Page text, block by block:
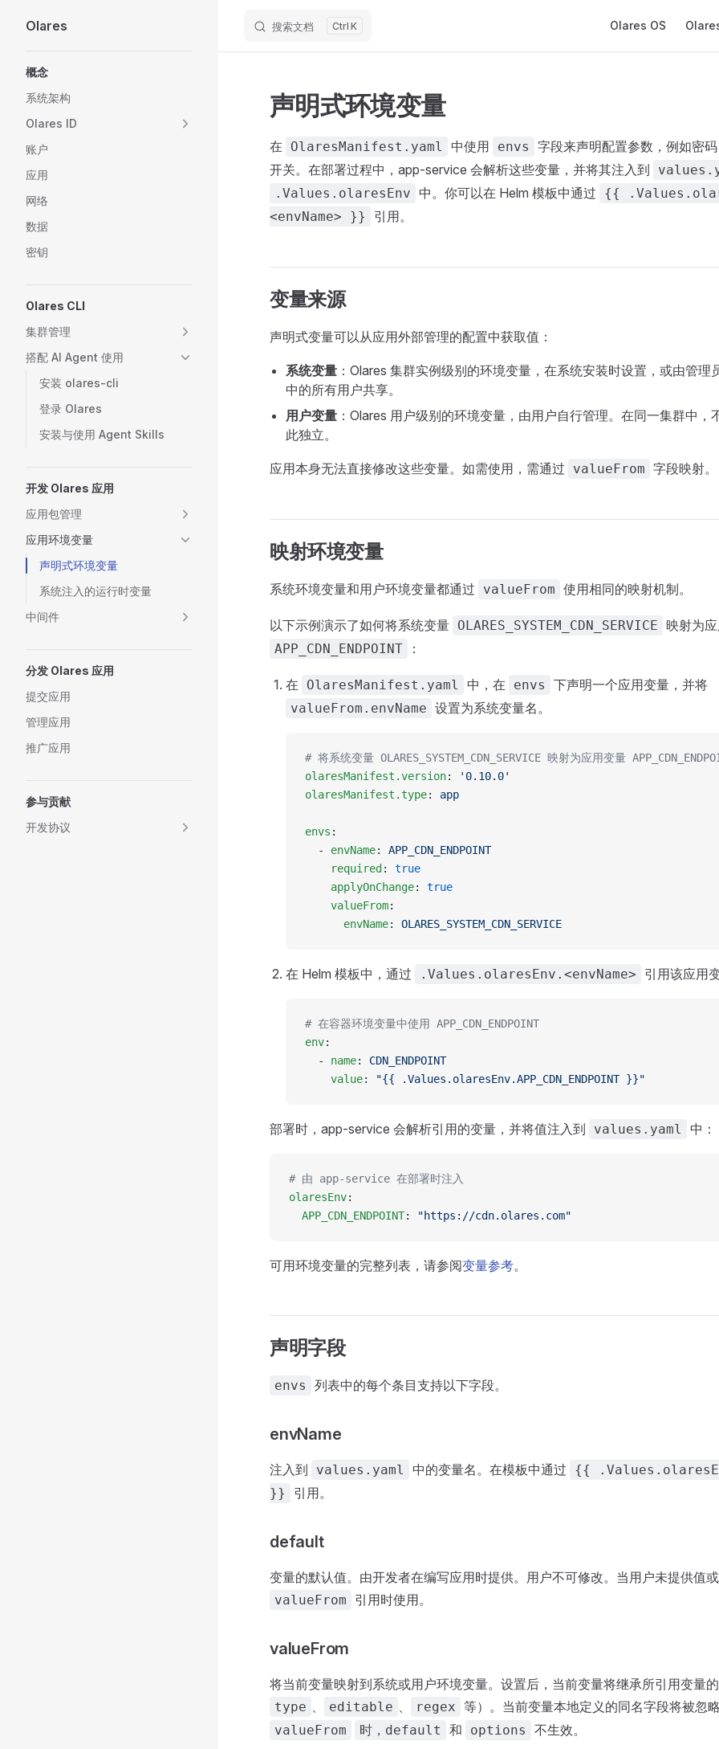
Skip to content
Olares 搜索文档 K Olares OS
概念
系统架构
Olares ID
账户
应用
网络
数据
密钥
Olares CLI
集群管理
搭配 AI Agent 使用
安装 olares-cli
登录 Olares
安装与使用 Agent Skills
开发 Olares 应用
应用包管理
应用环境变量
声明式环境变量
系统注入的运行时变量
中间件
分发 Olares 应用
提交应用
管理应用
推广应用
参与贡献
开发协议
声明式环境变量
在 OlaresManifest.yaml 中使用 envs
字段来声明配置参数，例如密
开关。在部署过程中，app-service 会解析这些变量，并将其注入到
.Values.olaresEnv
中。你可以在 Helm 模板中通过
{{
<envName> }}
引用。
变量来源
声明式变量可以从应用外部管理的配置中获取值：
系统变量 ：Olares 集群实例级别的环境变量，在系统安装时设置，或由管理
中的所有用户共享。
用户变量 ：Olares 用户级别的环境变量，由用户自行管理。在同一集群中，
此独立。
应用本身无法直接修改这些变量。如需使用，需通过 valueFrom 字段映射。
映射环境变量
系统环境变量和用户环境变量都通过 valueFrom 使用相同的映射机制。
以下示例演示了如何将系统变量 OLARES_SYSTEM_CDN_SERVICE 映射为
APP_CDN_ENDPOINT ：
在 OlaresManifest.yaml 中，在 envs 下声明一个应用变量，并将
valueFrom.envName 设置为系统变量名。
# 将系统变量 OLARES_SYSTEM_CDN_SERVICE 映射为应用变量
olaresManifest.version:
'0.10.0'
olaresManifest.type: app
envs :
  -
envName: APP_CDN_ENDPOINT
    required
: true
    applyOnChange
: true
    valueFrom
:
      envName
: OLARES_SYSTEM_CDN_SERVICE
在 Helm 模板中，通过 .Values.olaresEnv.<envName> 引用该应用
# 在容器环境变量中使用 APP_CDN_ENDPOINT
env:
  -
name: CDN_ENDPOINT
    value
: "{{ .Values.olaresEnv.APP_CDN_ENDPOINT }}"
部署时，app-service 会解析引用的变量，并将值注入到 values.yaml 中：
# 由 app-service 在部署时注入
olaresEnv:
  APP_CDN_ENDPOINT
: "https://cdn.olares.com"
可用环境变量的完整列表，请参阅变量参考。
声明字段
envs 列表中的每个条目支持以下字段。
envName
注入到 values.yaml 中的变量名。在模板中通过
{{
}}
引用。
default
变量的默认值。由开发者在编写应用时提供。用户不可修改。当用户未提供值
valueFrom 引用时使用。
valueFrom
将当前变量映射到系统或用户环境变量。设置后，当前变量将继承所引用变量
type 、 editable 、 regex 等）。当前变量本地定义的同名字段将被忽
valueFrom 时，default 和 options 不生效。